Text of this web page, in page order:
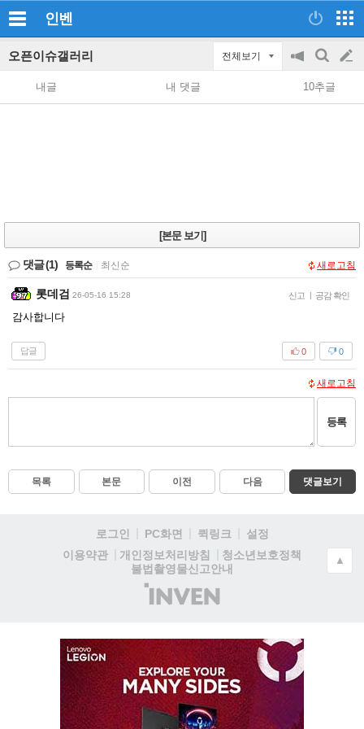
인벤
오픈이슈갤러리 전체보기
공
지
on/off
검
색
글
쓰
내글 내 댓글 10추글
[본문 보기]
댓글(1) 등록순 최신순 새로고침
롯데검 26-05-16 15:28 신고 | 공감 확인
감사합니다
답글 0
0
새로고침
등록
목록 본문 이전 다음 댓글보기
로그인 PC화면 퀵링크
설정
이용약관
개인정보처리방침
청소년보호정책
불법촬영물신고안내
(주)
인
▲